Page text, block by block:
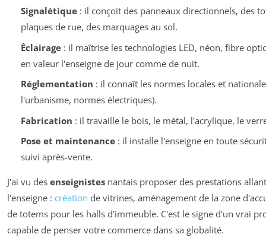
Signalétique: il conçoit des panneaux directionnels, des
plaques de rue, des marquages au sol.
Éclairage: il maîtrise les technologies LED, néon, fibre
en valeur l'enseigne de jour comme de nuit.
Réglementation : il connaît les normes locales et
l'urbanisme, normes électriques).
Fabrication : il travaille le bois, le métal, l'acrylique, le
Pose et maintenance: il installe l'enseigne en toute
suivi après-vente.
J'ai vu des enseignistes nantais proposer des prestations
l'enseigne : création de vitrines, aménagement de la zone
de totems pour les halls d'immeuble. C'est le signe d'un vrai
capable de penser votre commerce dans sa globalité.